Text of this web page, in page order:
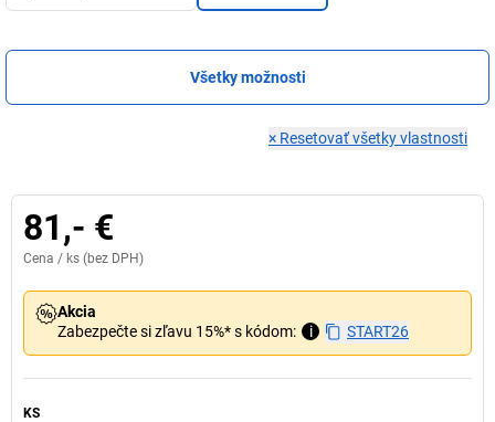
Všetky možnosti
× Resetovať všetky vlastnosti
81,- €
Cena / ks (bez DPH)
Akcia
Zabezpečte si zľavu 15%* s kódom:
i START26
KS